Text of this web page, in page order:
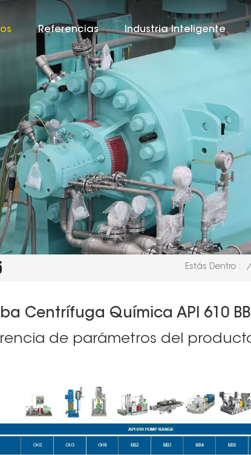
Referencias Industria Inteligente
Estás Dentro : /
Centrífuga Química API 610
de parámetros del